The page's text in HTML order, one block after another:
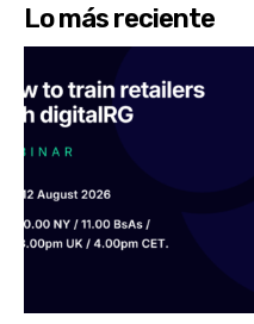
Lo más reciente